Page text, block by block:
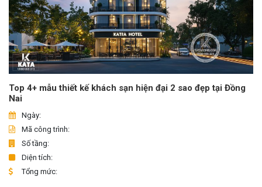
Top 4+ mẫu thiết kế khách sạn hiện đại 2 sao đẹp tại Đồng
Nai
Ngày:
Mã công trình:
Số tầng:
Diện tích:
Tổng mức: